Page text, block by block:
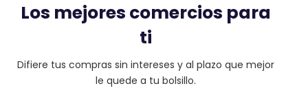
Los mejores comercios para
ti
Difiere tus compras sin intereses y al plazo que mejor
le quede a tu bolsillo.